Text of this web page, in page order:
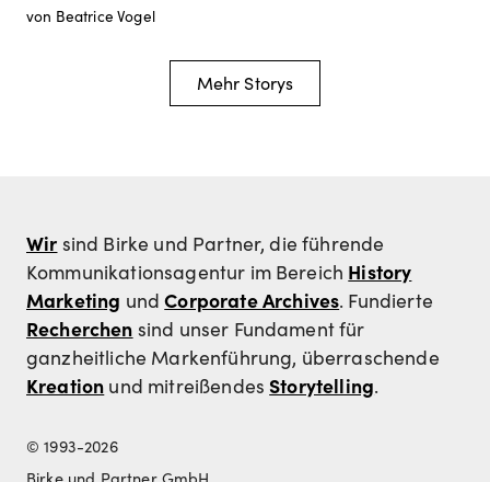
von Beatrice Vogel
Mehr Storys
Wir sind Birke und Partner, die führende
Kommunikationsagentur im Bereich History
Marketing undCorporate Archives. Fundierte
Recherchen sind unser Fundament für
ganzheitliche Markenführung, überraschende
Kreation und mitreißendes Storytelling.
© 1993-2026